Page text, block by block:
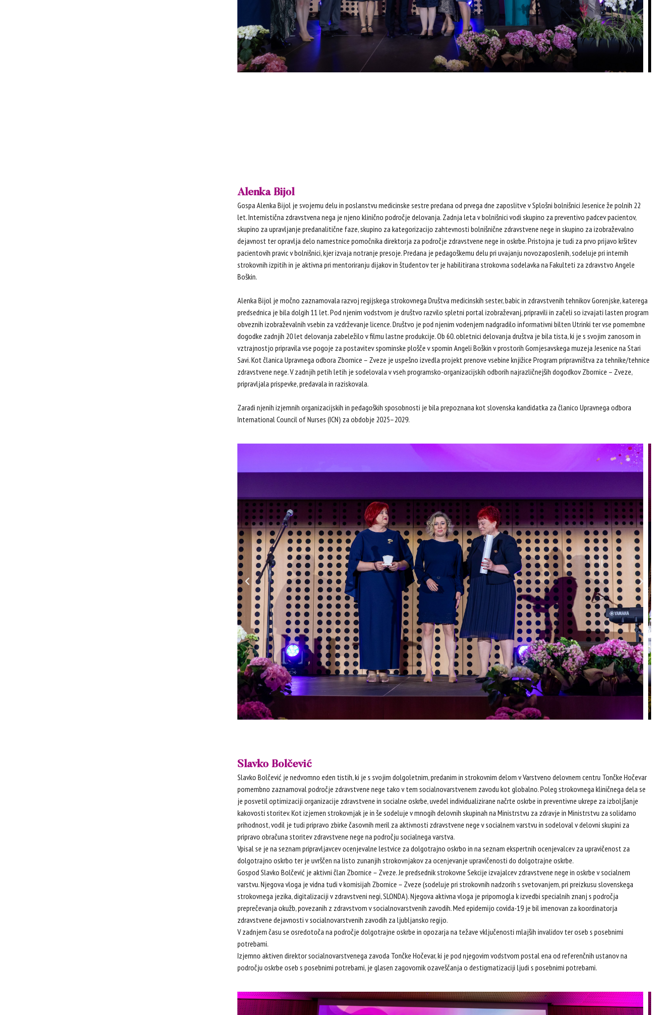
Alenka Bijol
Gospa Alenka Bijol je svojemu delu in poslanstvu medicinske sestre predana od prvega dne zaposlitve v Splošni bolnišnici Jesenice že polnih 22
let. Internistična zdravstvena nega je njeno klinično področje delovanja. Zadnja leta v bolnišnici vodi skupino za preventivo padcev pacientov,
skupino za upravljanje predanalitične faze, skupino za kategorizacijo zahtevnosti bolnišnične zdravstvene nege in skupino za izobraževalno
dejavnost ter opravlja delo namestnice pomočnika direktorja za področje zdravstvene nege in oskrbe. Pristojna je tudi za prvo prijavo kršitev
pacientovih pravic v bolnišnici, kjer izvaja notranje presoje. Predana je pedagoškemu delu pri uvajanju novozaposlenih, sodeluje pri internih
strokovnih izpitih in je aktivna pri mentoriranju dijakov in študentov ter je habilitirana strokovna sodelavka na Fakulteti za zdravstvo Angele
Boškin.
Alenka Bijol je močno zaznamovala razvoj regijskega strokovnega Društva medicinskih sester, babic in zdravstvenih tehnikov Gorenjske, katerega
predsednica je bila dolgih 11 let. Pod njenim vodstvom je društvo razvilo spletni portal izobraževanj, pripravili in začeli so izvajati lasten program
obveznih izobraževalnih vsebin za vzdrževanje licence. Društvo je pod njenim vodenjem nadgradilo informativni bilten Utrinki ter vse pomembne
dogodke zadnjih 20 let delovanja zabeležilo v filmu lastne produkcije. Ob 60. obletnici delovanja društva je bila tista, ki je s svojim zanosom in
vztrajnostjo pripravila vse pogoje za postavitev spominske plošče v spomin Angeli Boškin v prostorih Gornjesavskega muzeja Jesenice na Stari
Savi. Kot članica Upravnega odbora Zbornice – Zveze je uspešno izvedla projekt prenove vsebine knjižice Program pripravništva za tehnike/tehnice
zdravstvene nege. V zadnjih petih letih je sodelovala v vseh programsko-organizacijskih odborih najrazličnejših dogodkov Zbornice – Zveze,
pripravljala prispevke, predavala in raziskovala.
Zaradi njenih izjemnih organizacijskih in pedagoških sposobnosti je bila prepoznana kot slovenska kandidatka za članico Upravnega odbora
International Council of Nurses (ICN) za obdobje 2025–2029.
Slavko Bolčević
Slavko Bolčević je nedvomno eden tistih, ki je s svojim dolgoletnim, predanim in strokovnim delom v Varstveno delovnem centru Tončke Hočevar
pomembno zaznamoval področje zdravstvene nege tako v tem socialnovarstvenem zavodu kot globalno. Poleg strokovnega kliničnega dela se
je posvetil optimizaciji organizacije zdravstvene in socialne oskrbe, uvedel individualizirane načrte oskrbe in preventivne ukrepe za izboljšanje
kakovosti storitev. Kot izjemen strokovnjak je in še sodeluje v mnogih delovnih skupinah na Ministrstvu za zdravje in Ministrstvu za solidarno
prihodnost, vodil je tudi pripravo zbirke časovnih meril za aktivnosti zdravstvene nege v socialnem varstvu in sodeloval v delovni skupini za
pripravo obračuna storitev zdravstvene nege na področju socialnega varstva.
Vpisal se je na seznam pripravljavcev ocenjevalne lestvice za dolgotrajno oskrbo in na seznam ekspertnih ocenjevalcev za upravičenost za
dolgotrajno oskrbo ter je uvrščen na listo zunanjih strokovnjakov za ocenjevanje upravičenosti do dolgotrajne oskrbe.
Gospod Slavko Bolčević je aktivni član Zbornice – Zveze. Je predsednik strokovne Sekcije izvajalcev zdravstvene nege in oskrbe v socialnem
varstvu. Njegova vloga je vidna tudi v komisijah Zbornice – Zveze (sodeluje pri strokovnih nadzorih s svetovanjem, pri preizkusu slovenskega
strokovnega jezika, digitalizaciji v zdravstveni negi, SLONDA). Njegova aktivna vloga je pripomogla k izvedbi specialnih znanj s področja
preprečevanja okužb, povezanih z zdravstvom v socialnovarstvenih zavodih. Med epidemijo covida-19 je bil imenovan za koordinatorja
zdravstvene dejavnosti v socialnovarstvenih zavodih za ljubljansko regijo.
V zadnjem času se osredotoča na področje dolgotrajne oskrbe in opozarja na težave vključenosti mlajših invalidov ter oseb s posebnimi
potrebami.
Izjemno aktiven direktor socialnovarstvenega zavoda Tončke Hočevar, ki je pod njegovim vodstvom postal ena od referenčnih ustanov na
področju oskrbe oseb s posebnimi potrebami, je glasen zagovornik ozaveščanja o destigmatizaciji ljudi s posebnimi potrebami.